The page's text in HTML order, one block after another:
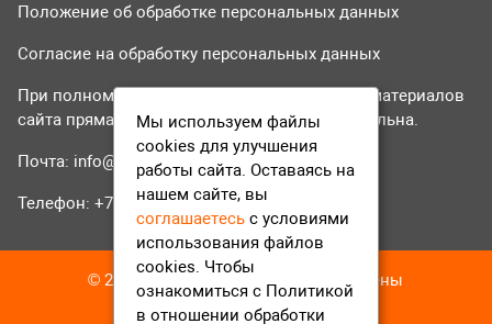
Положение об обработке персональных данных
Согласие на обработку персональных данных
При полном или частичном использовании материалов
сайта прямая гиперссылка на tvr24.tv обязательна.
Почта: info@tvr24.tv
Телефон: +7 (496) 551-04-95
© 2016-2023 ТВР24 Все права защищены
Мы используем файлы
cookies для улучшения
работы сайта. Оставаясь на
нашем сайте, вы
соглашаетесь с условиями
использования файлов
cookies. Чтобы
ознакомиться с Политикой
в отношении обработки